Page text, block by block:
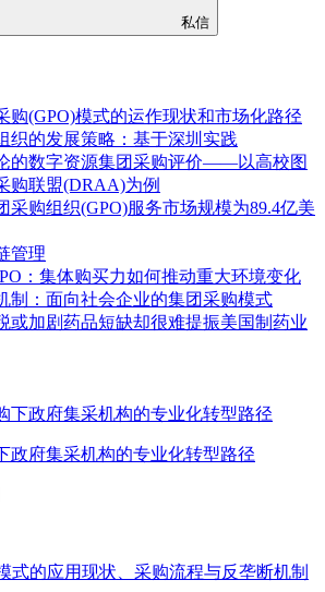
私信
购(GPO)模式的运作现状和市场化路径
织的发展策略：基于深圳实践
的数字资源集团采购评价——以高校图
购联盟(DRAA)为例
采购组织(GPO)服务市场规模为89.4亿美
管理
：集体购买力如何推动重大环境变化
制：面向社会企业的集团采购模式
或加剧药品短缺却很难提振美国制药业
政府集采机构的专业化转型路径
式的应用现状、采购流程与反垄断机制